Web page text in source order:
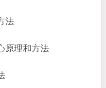
法
原理和方法